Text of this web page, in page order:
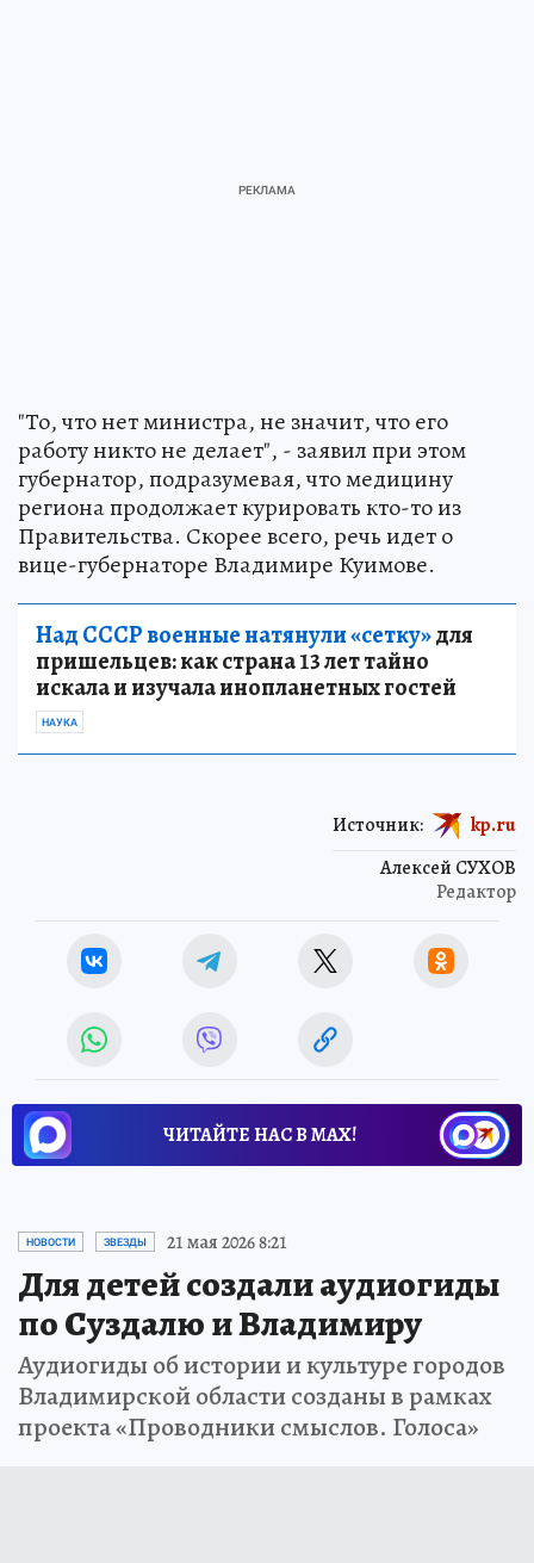
"То, что нет министра, не значит, что его
работу никто не делает", - заявил при этом
губернатор, подразумевая, что медицину
региона продолжает курировать кто-то из
Правительства. Скорее всего, речь идет о
вице-губернаторе Владимире Куимове.
Над СССР военные натянули «сетку»для
пришельцев: как страна 13 лет тайно
искала и изучала инопланетных гостей
НАУКА
Алексей СУХОВ
Редактор
Источник: kp.ru
ЧИТАЙТЕ НАС В МАХ!
НОВОСТИ ЗВЕЗДЫ 21 мая 2026 8:21
Для детей создали аудиогиды
по Суздалю и Владимиру
Аудиогиды об истории и культуре городов
Владимирской области созданы в рамках
проекта «Проводники смыслов. Голоса»